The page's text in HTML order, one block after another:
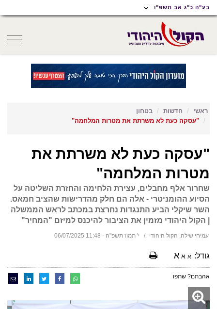
תפריט
נגישות
תפריט
ראשי
תוכן
ראשי
בע"ה כ"ג אב תשפ"ו
ראשי חדשות
בטחון
"עסקה כעת לא משרתת את מטרות המלחמה"
"עסקה כעת לא משרתת את
מטרות המלחמה"
שחרור אלף מחבלים, עצירת הלחימה והחזרת השליטה על
הסיוע ההומניטרי - אלה הם חלק מהדרישות שהציב חמאס.
השר שיקלי הביע התנגדות נחרצת במכתב לראש הממשלה
| הקול היהודי מזמין את הציבור להיכנס למיזם "המחיר"
עמיחי שילה, הקול היהודי י' תמוז תשפ"ה - 11:48 06/07/2025
גודל: א א א
אהבתם? שתפו